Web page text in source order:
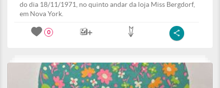
do dia 18/11/1971, no quinto andar da loja Miss Bergdorf,
em Nova York.
0